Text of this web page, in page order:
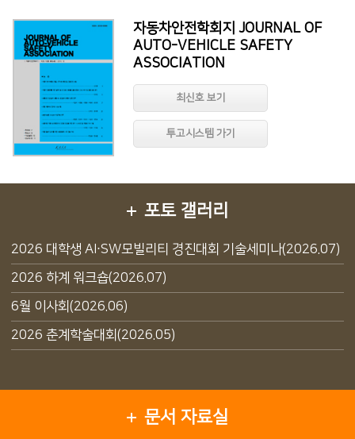
자동차안전학회지 JOURNAL OF
AUTO-VEHICLE SAFETY
ASSOCIATION
최신호 보기
투고시스템 가기
포토 갤러리
2026 대학생 AI·SW모빌리티 경진대회 기술세미나(2026.07)
2026 하계 워크숍(2026.07)
6월 이사회(2026.06)
2026 춘계학술대회(2026.05)
문서 자료실